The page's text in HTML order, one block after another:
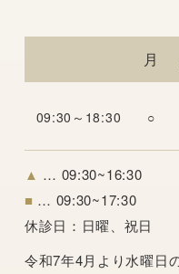
月
09:30～18:30 ○
▲ … 09:30~16:30
■ … 09:30~17:30
休診日： 日曜、祝日
令和7年4月より水曜日